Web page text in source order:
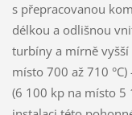
s přepracovanou
délkou a odlišnou
turbíny a mírně vyšší
místo 700 až 710
(6 100 kp na místo 5